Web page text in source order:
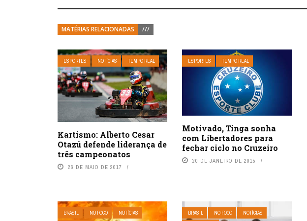
MATÉRIAS RELACIONADAS ///
ESPORTES NOTÍCIAS TEMPO REAL
Kartismo: Alberto Cesar
Otazú defende liderança de
três campeonatos
26 DE MAIO DE 2017
ESPORTES TEMPO REAL
Motivado, Tinga sonha
com Libertadores para
fechar ciclo no Cruzeiro
20 DE JANEIRO DE 2015
BRASIL NO FOCO NOTÍCIAS BRASIL NO FOCO NOTÍCIAS